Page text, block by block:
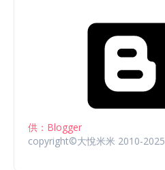
供：Blogger
copyright©大悅米米 2010-2025